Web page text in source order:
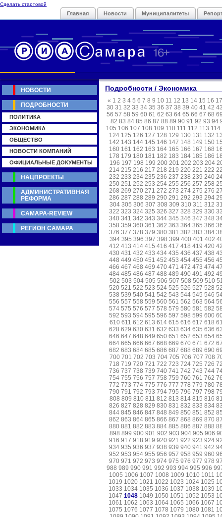
Сделать стартовой
Главная Новости Муниципалитеты
Подробности / Экономика
« 1 2 3 4 5 6 7 8 9 10 11 12 13 14 15 16 17
30 31 32 33 34 35 36 37 38 39 40 41 42
56 57 58 59 60 61 62 63 64 65 66 67 68
82 83 84 85 86 87 88 89 90 91 92 93 94
105 106 107 108 109 110 111 112 113 114
124 125 126 127 128 129 130 131 132
142 143 144 145 146 147 148 149 150
160 161 162 163 164 165 166 167 168
178 179 180 181 182 183 184 185 186
196 197 198 199 200 201 202 203 204
214 215 216 217 218 219 220 221 222
232 233 234 235 236 237 238 239 240
250 251 252 253 254 255 256 257 258
268 269 270 271 272 273 274 275 276
286 287 288 289 290 291 292 293 294
304 305 306 307 308 309 310 311 312
322 323 324 325 326 327 328 329 330
340 341 342 343 344 345 346 347 348
358 359 360 361 362 363 364 365 366
376 377 378 379 380 381 382 383 384
394 395 396 397 398 399 400 401 402
412 413 414 415 416 417 418 419 420
430 431 432 433 434 435 436 437 438
448 449 450 451 452 453 454 455 456
466 467 468 469 470 471 472 473 474
484 485 486 487 488 489 490 491 492
502 503 504 505 506 507 508 509 510
520 521 522 523 524 525 526 527 528
538 539 540 541 542 543 544 545 546
556 557 558 559 560 561 562 563 564
574 575 576 577 578 579 580 581 582
592 593 594 595 596 597 598 599 600
610 611 612 613 614 615 616 617 618
628 629 630 631 632 633 634 635 636
646 647 648 649 650 651 652 653 654
664 665 666 667 668 669 670 671 672
682 683 684 685 686 687 688 689 690
700 701 702 703 704 705 706 707 708
718 719 720 721 722 723 724 725 726
736 737 738 739 740 741 742 743 744
754 755 756 757 758 759 760 761 762
772 773 774 775 776 777 778 779 780
790 791 792 793 794 795 796 797 798
808 809 810 811 812 813 814 815 816
826 827 828 829 830 831 832 833 834
844 845 846 847 848 849 850 851 852
862 863 864 865 866 867 868 869 870
880 881 882 883 884 885 886 887 888
898 899 900 901 902 903 904 905 906
916 917 918 919 920 921 922 923 924
934 935 936 937 938 939 940 941 942
952 953 954 955 956 957 958 959 960
970 971 972 973 974 975 976 977 978
988 989 990 991 992 993 994 995 996
1005 1006 1007 1008 1009 1010 1011
1019 1020 1021 1022 1023 1024 1025
1033 1034 1035 1036 1037 1038 1039
1047 1048 1049 1050 1051 1052 1053
1061 1062 1063 1064 1065 1066 1067
1075 1076 1077 1078 1079 1080 1081
НОВОСТИ
ПОДРОБНОСТИ
ПОЛИТИКА
ЭКОНОМИКА
ОБЩЕСТВО
НОВОСТИ КОМПАНИЙ
ОФИЦИАЛЬНЫЕ ДОКУМЕНТЫ
НАЦПРОЕКТЫ
АДМИНИСТРАТИВНАЯ
РЕФОРМА
САМАРА-REVIEW
РЕГИОН САМАРА